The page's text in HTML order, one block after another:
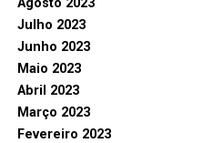
Agosto 2023
Julho 2023
Junho 2023
Maio 2023
Abril 2023
Março 2023
Fevereiro 2023